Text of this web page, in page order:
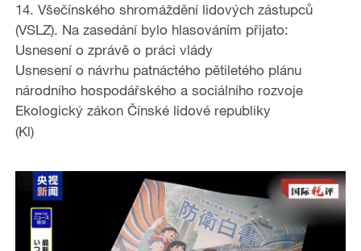
14. Všečínského shromáždění lidových zástupců
(VSLZ). Na zasedání bylo hlasováním přijato:
Usnesení o zprávě o práci vlády
Usnesení o návrhu patnáctého pětiletého plánu
národního hospodářského a sociálního rozvoje
Ekologický zákon Čínské lidové republiky
(Kl)